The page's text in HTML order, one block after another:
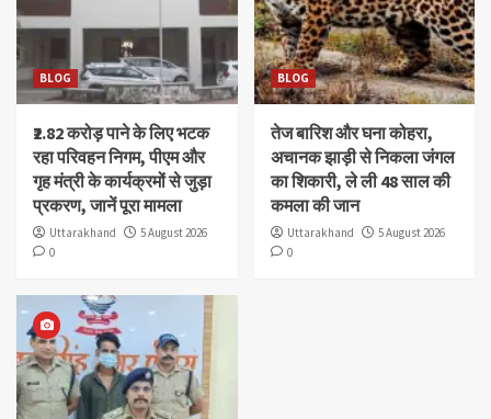
BLOG
₹2.82 करोड़ पाने के लिए भटक
रहा परिवहन निगम, पीएम और
गृह मंत्री के कार्यक्रमों से जुड़ा
प्रकरण, जानें पूरा मामला
Uttarakhand
5 August 2026
0
BLOG
तेज बारिश और घना कोहरा,
अचानक झाड़ी से निकला जंगल
का शिकारी, ले ली 48 साल की
कमला की जान
Uttarakhand
5 August 2026
0